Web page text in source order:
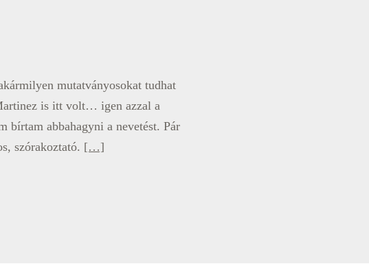
mutatványosokat tudhat
is itt volt… igen azzal a
abbahagyni a nevetést. Pár
szórakoztató. […]